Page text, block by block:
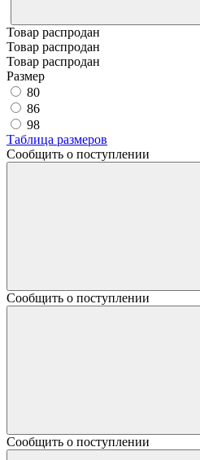
Товар распродан
Товар распродан
Товар распродан
Размер
80
86
98
Таблица размеров
Сообщить о поступлении
Сообщить о поступлении
Сообщить о поступлении